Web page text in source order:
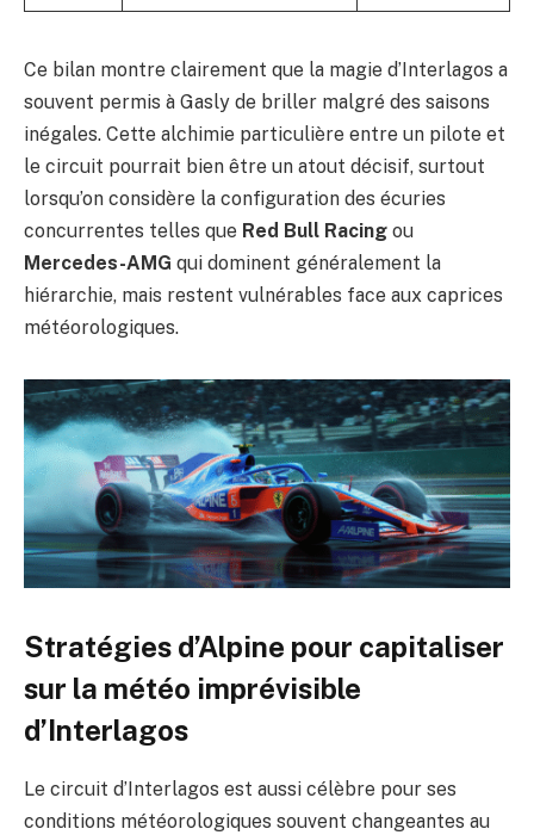
Ce bilan montre clairement que la magie d’Interlagos a
souvent permis à Gasly de briller malgré des saisons
inégales. Cette alchimie particulière entre un pilote et
le circuit pourrait bien être un atout décisif, surtout
lorsqu’on considère la configuration des écuries
concurrentes telles que Red Bull Racing ou
Mercedes-AMG qui dominent généralement la
hiérarchie, mais restent vulnérables face aux caprices
météorologiques.
Stratégies d’Alpine pour capitaliser
sur la météo imprévisible
d’Interlagos
Le circuit d’Interlagos est aussi célèbre pour ses
conditions météorologiques souvent changeantes au